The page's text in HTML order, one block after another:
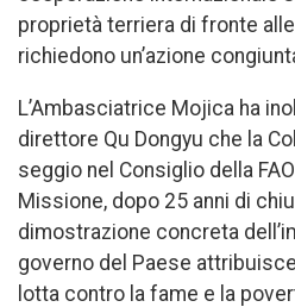
proprietà terriera di fronte
richiedono un’azione
L’Ambasciatrice Mojica ha
direttore Qu Dongyu che la
seggio nel Consiglio della
Missione, dopo 25 anni di
dimostrazione concreta
governo del Paese
lotta contro la fame e la